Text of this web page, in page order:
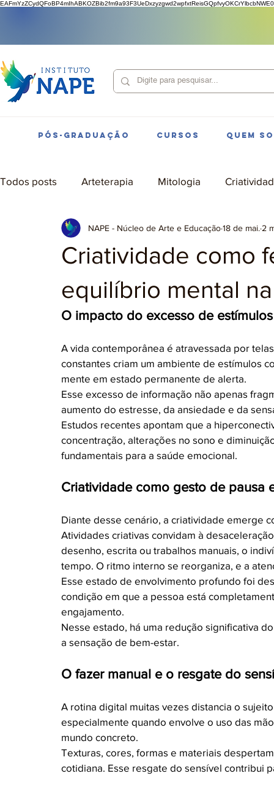
PÓS-GRADUAÇÃO CURSOS QUEM
Todos posts Arteterapia Mitologia
Criatividade como
equilíbrio mental
NAPE - Núcleo de Arte e Educação18 de mai. 2
O impacto do excesso de
A vida contemporânea é atravessada por
constantes criam um ambiente de estímulos
mente em estado permanente de alerta.
Esse excesso de informação não apenas
aumento do estresse, da ansiedade e da
Estudos recentes apontam que a
concentração, alterações no sono e
fundamentais para a saúde emocional.
Criatividade como gesto de pausa
Diante desse cenário, a criatividade emerge
Atividades criativas convidam à
desenho, escrita ou trabalhos manuais, o
tempo. O ritmo interno se reorganiza, e a
Esse estado de envolvimento profundo foi
condição em que a pessoa está
engajamento.
Nesse estado, há uma redução significativa
a sensação de bem-estar.
O fazer manual e o resgate do
A rotina digital muitas vezes distancia o
especialmente quando envolve o uso das
mundo concreto.
Texturas, cores, formas e materiais
cotidiana. Esse resgate do sensível contribui